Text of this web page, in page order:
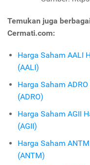
Temukan juga
Cermati.com:
Harga Saham AALI
(AALI)
Harga Saham
(ADRO)
Harga Saham AGII
(AGII)
Harga Saham
(ANTM)